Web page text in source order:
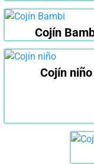
Cojín
Cojín niño